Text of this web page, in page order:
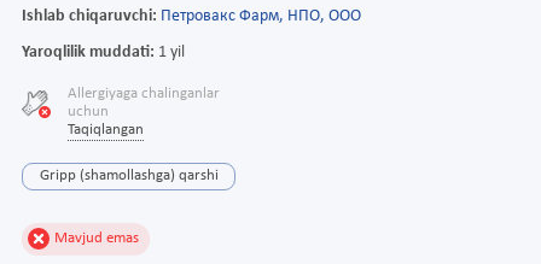
Ishlab chiqaruvchi: Петровакс Фарм, НПО, ООО
Yaroqlilik muddati: 1 yil
Allergiyaga chalinganlar
uchun
Taqiqlangan
Gripp (shamollashga) qarshi
Mavjud emas